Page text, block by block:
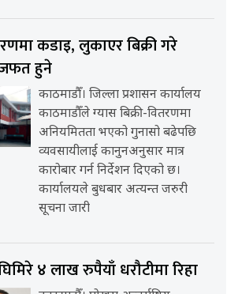
कडाइ, लुकाएर बिक्री गरे
हुने
काठमाडौँ। जिल्ला प्रशासन कार्यालय
काठमाडौँले ग्यास बिक्री-वितरणमा
अनियमितता भएको गुनासो बढेपछि
व्यवसायीलाई कानुनअनुसार मात्र
कारोबार गर्न निर्देशन दिएको छ।
कार्यालयले बुधबार अत्यन्त जरुरी
सूचना जारी
४ लाख रुपैयाँ धरौटीमा रिहा